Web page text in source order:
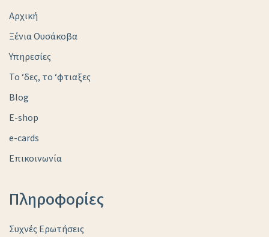
Αρχική
Ξένια Ουσάκοβα
Υπηρεσίες
Το ‘δες, το ‘φτιαξες
Blog
E-shop
e-cards
Επικοινωνία
Πληροφορίες
Συχνές Ερωτήσεις